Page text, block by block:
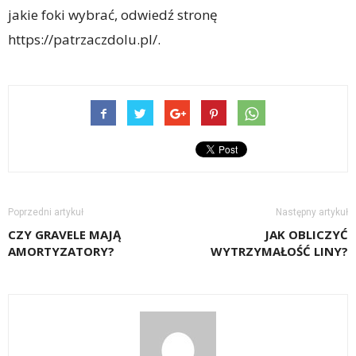
jakie foki wybrać, odwiedź stronę
https://patrzaczdolu.pl/.
Poprzedni artykuł
CZY GRAVELE MAJĄ
AMORTYZATORY?
Następny artykuł
JAK OBLICZYĆ
WYTRZYMAŁOŚĆ LINY?